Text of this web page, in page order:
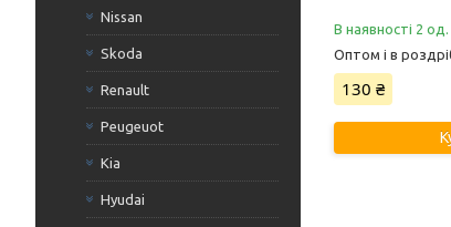
Nissan
Skoda
Renault
Peugeuot
Kia
Hyudai
В наявності 2 од.
Оптом і в
130 ₴